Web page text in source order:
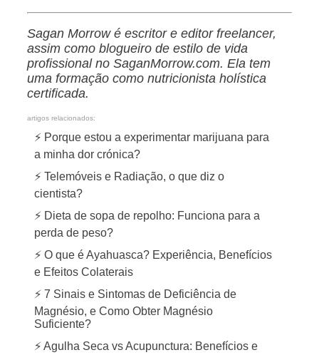
Sagan Morrow é escritor e editor freelancer,
assim como blogueiro de estilo de vida
profissional no SaganMorrow.com. Ela tem
uma formação como nutricionista holística
certificada.
artigos relacionados:
⚡ Porque estou a experimentar marijuana para
a minha dor crónica?
⚡ Telemóveis e Radiação, o que diz o
cientista?
⚡ Dieta de sopa de repolho: Funciona para a
perda de peso?
⚡ O que é Ayahuasca? Experiência, Benefícios
e Efeitos Colaterais
⚡ 7 Sinais e Sintomas de Deficiência de
Magnésio, e Como Obter Magnésio
Suficiente?
⚡ Agulha Seca vs Acupunctura: Benefícios e